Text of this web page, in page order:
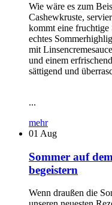
Wie wäre es zum
Cashewkruste,
kommt eine
echtes
mit
und einem
sättigend und
...
mehr
01 Aug
Sommer auf
begeistern
Wenn draußen die